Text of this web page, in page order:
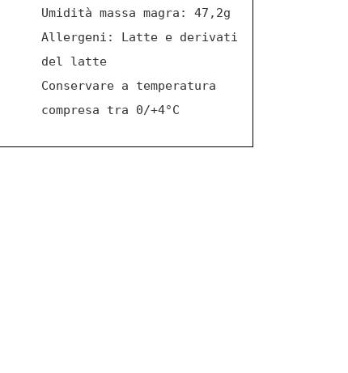
Umidità massa magra: 47,2g
Allergeni: Latte e derivati
del latte
Conservare a temperatura
compresa tra 0/+4°C